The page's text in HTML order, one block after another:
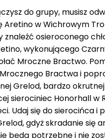
do grupy, musisz
Aretino w Wichrowym
znaleźć osieroconego
wykonującego
Mroczne Bractwo.
Bractwa i
Grelod, bardzo
sierociniec Honorhall w
Udaj się do sierocińca i
gdyż skradanie się
będą potrzebne i nie